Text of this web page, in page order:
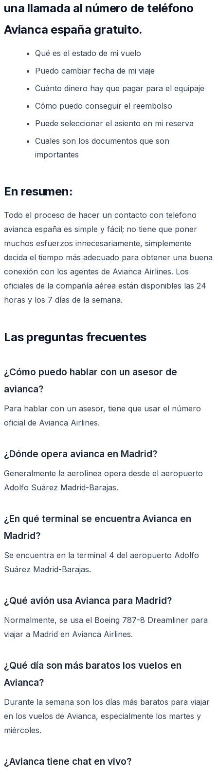
una llamada al número de teléfono
Avianca españa gratuito.
Qué es el estado de mi vuelo
Puedo cambiar fecha de mi viaje
Cuánto dinero hay que pagar para el equipaje
Cómo puedo conseguir el reembolso
Puede seleccionar el asiento en mi reserva
Cuales son los documentos que son
importantes
En resumen:
Todo el proceso de hacer un contacto con telefono
avianca españa es simple y fácil; no tiene que poner
muchos esfuerzos innecesariamente, simplemente
decida el tiempo más adecuado para obtener una buena
conexión con los agentes de Avianca Airlines. Los
oficiales de la compañía aérea están disponibles las 24
horas y los 7 días de la semana.
Las preguntas frecuentes
¿Cómo puedo hablar con un asesor de
avianca?
Para hablar con un asesor, tiene que usar el número
oficial de Avianca Airlines.
¿Dónde opera avianca en Madrid?
Generalmente la aerolínea opera desde el aeropuerto
Adolfo Suárez Madrid-Barajas.
¿En qué terminal se encuentra Avianca en
Madrid?
Se encuentra en la terminal 4 del aeropuerto Adolfo
Suárez Madrid-Barajas.
¿Qué avión usa Avianca para Madrid?
Normalmente, se usa el Boeing 787-8 Dreamliner para
viajar a Madrid en Avianca Airlines.
¿Qué día son más baratos los vuelos en
Avianca?
Durante la semana son los días más baratos para viajar
en los vuelos de Avianca, especialmente los martes y
miércoles.
¿Avianca tiene chat en vivo?